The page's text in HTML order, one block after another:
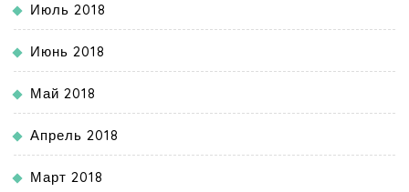
Июль 2018
Июнь 2018
Май 2018
Апрель 2018
Март 2018